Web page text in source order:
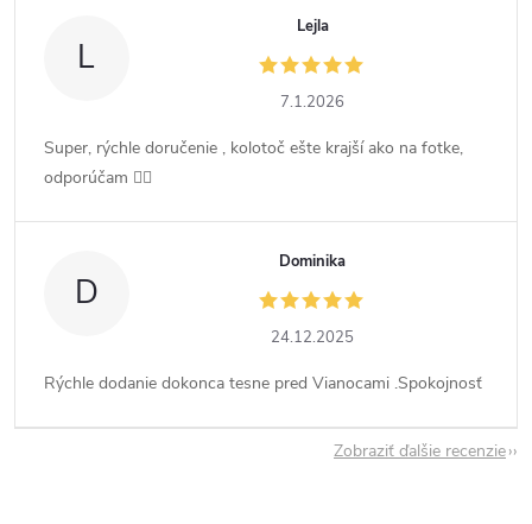
L
Lejla
7.1.2026
Super, rýchle doručenie , kolotoč ešte krajší ako na fotke,
odporúčam 👍🏻
D
Dominika
24.12.2025
Rýchle dodanie dokonca tesne pred Vianocami .Spokojnosť
Zobraziť ďalšie recenzie